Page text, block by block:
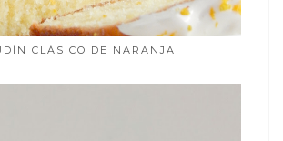
CLÁSICO DE NARANJA